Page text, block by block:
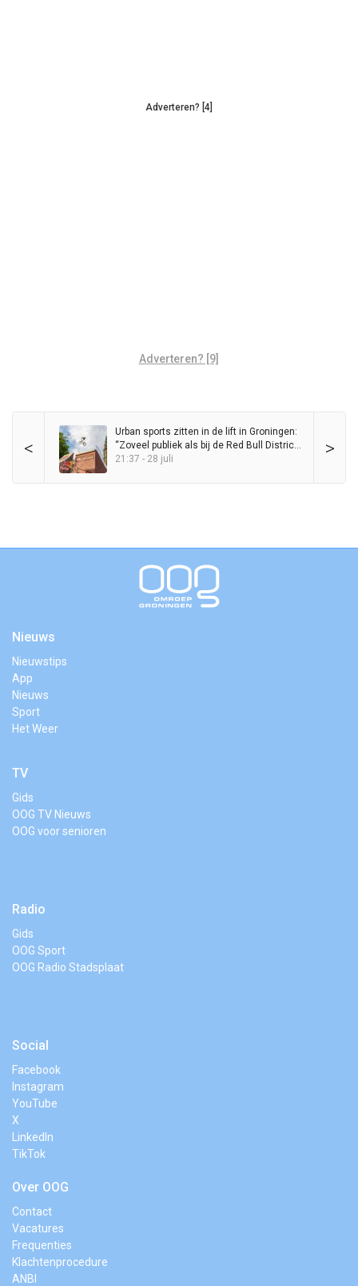
Adverteren? [4]
Adverteren? [9]
< >
Urban sports zitten in de lift in Groningen:
“Zoveel publiek als bij de Red Bull District
Ride heb ik nog nooit op de Grote Markt
21:37 - 28 juli
Nieuws
Nieuwstips
App
Nieuws
Sport
Het Weer
TV
Gids
OOG TV Nieuws
OOG voor senioren
Radio
Gids
OOG Sport
OOG Radio Stadsplaat
Social
Facebook
Instagram
YouTube
X
LinkedIn
TikTok
Over OOG
Contact
Vacatures
Frequenties
Klachtenprocedure
ANBI